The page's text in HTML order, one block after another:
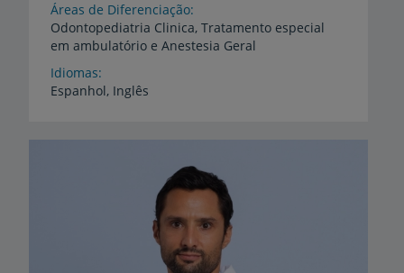
Áreas de Diferenciação
Odontopediatria Clinica, Tratamento especial
em ambulatório e Anestesia Geral
Idiomas
Espanhol, Inglês